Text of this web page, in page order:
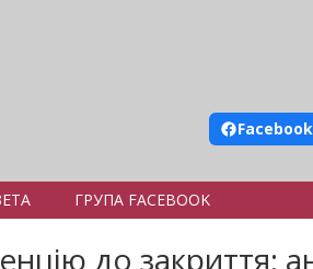
Facebook
ГРУПА FACEBOOK
до закриття: